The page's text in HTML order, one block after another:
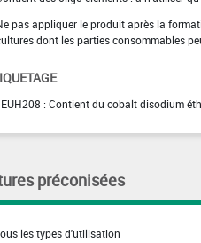
pas appliquer le produit après la
dont les parties consommables
: Contient du cobalt disodium
préconisées